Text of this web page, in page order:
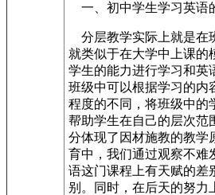
一、初中学生学习英语
分层教学实际上就是在
就类似于在大学中上课的
学生的能力进行学习和英
班级中可以根据学习的内
程度的不同，将班级中的
帮助学生在自己的层次范
分体现了因材施教的教学
育中，我们通过观察不难
语这门课程上有天赋的差
别。同时，在后天的努力